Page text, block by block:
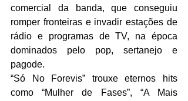
comercial da banda, que conseguiu
romper fronteiras e invadir estações de
rádio e programas de TV, na época
dominados pelo pop, sertanejo e
pagode.
“Só No Forevis” trouxe eternos hits
como “Mulher de Fases”, “A Mais